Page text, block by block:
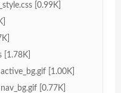
[0.99K]
[1.78K]
active_bg.gif [1.00K]
nav_bg.gif [0.77K]